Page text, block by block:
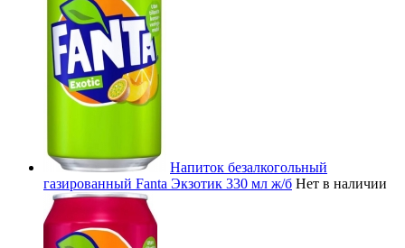
Напиток безалкогольный
газированный Fanta Экзотик 330 мл ж/б Нет в наличии